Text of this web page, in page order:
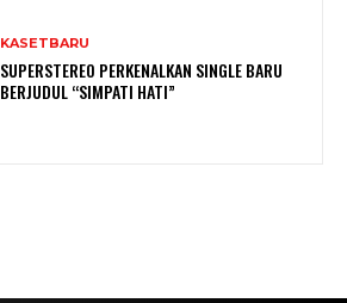
KASETBARU
SUPERSTEREO PERKENALKAN SINGLE BARU
BERJUDUL “SIMPATI HATI”